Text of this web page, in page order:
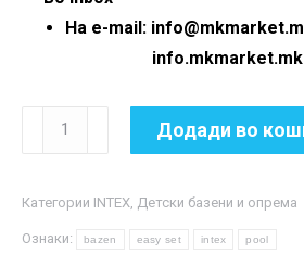
На e-mail:
Базен
Easy
-
244
Додади во
Категории INTEX Детски базени и опрема
Ознаки: bazen easy set intex pool